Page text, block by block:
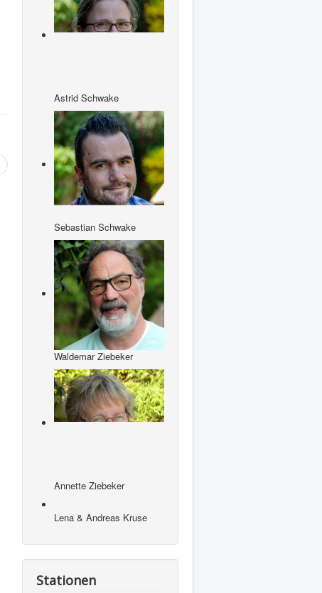
Astrid Schwake
Sebastian Schwake
Waldemar Ziebeker
Annette Ziebeker
Lena & Andreas Kruse
Stationen